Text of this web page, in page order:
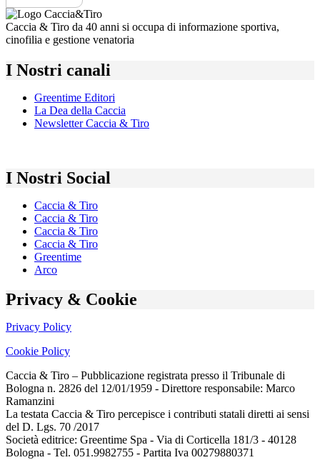
Caccia & Tiro da 40 anni si occupa di informazione sportiva,
cinofilia e gestione venatoria
I Nostri canali
Greentime Editori
La Dea della Caccia
Newsletter Caccia & Tiro
I Nostri Social
Caccia & Tiro
Caccia & Tiro
Caccia & Tiro
Caccia & Tiro
Greentime
Arco
Privacy & Cookie
Privacy Policy
Cookie Policy
Caccia & Tiro – Pubblicazione registrata presso il Tribunale di
Bologna n. 2826 del 12/01/1959 - Direttore responsabile: Marco
Ramanzini
La testata Caccia & Tiro percepisce i contributi statali diretti ai sensi
del D. Lgs. 70 /2017
Società editrice: Greentime Spa - Via di Corticella 181/3 - 40128
Bologna - Tel. 051.9982755 - Partita Iva 00279880371